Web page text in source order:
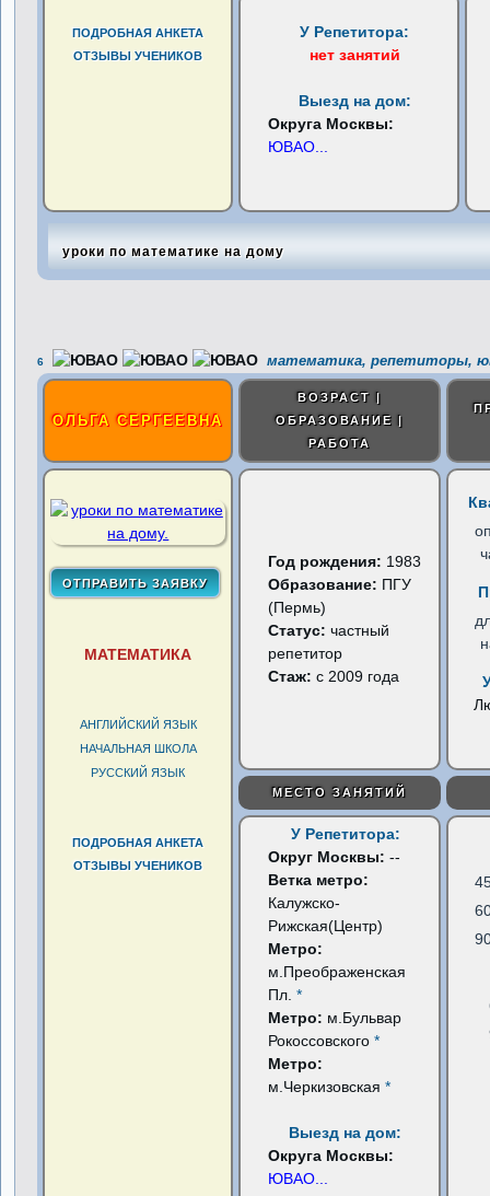
ПОДРОБНАЯ АНКЕТА
ОТЗЫВЫ УЧЕНИКОВ
У Репетитора:
нет занятий
Выезд на дом:
Округа Москвы:
ЮВАО
уроки по математике на дому
6 математика, репетиторы,
ОЛЬГА СЕРГЕЕВНА
ВОЗРАСТ |
ОБРАЗОВАНИЕ |
РАБОТА
МАТЕМАТИКА
АНГЛИЙСКИЙ ЯЗЫК
НАЧАЛЬНАЯ ШКОЛА
РУССКИЙ ЯЗЫК
ПОДРОБНАЯ АНКЕТА
ОТЗЫВЫ УЧЕНИКОВ
Год рождения: 1983
Образование: ПГУ
(Пермь)
Статус:частный
репетитор
Стаж: с 2009 года
МЕСТО ЗАНЯТИЙ
У Репетитора:
Округ Москвы:--
Ветка метро:
Калужско-
Рижская(Центр)
Метро:
м.Преображенская
Пл.*
Метро: м.Бульвар
Рокоссовского*
Метро:
м.Черкизовская*
Выезд на дом:
Округа Москвы:
ЮВАО